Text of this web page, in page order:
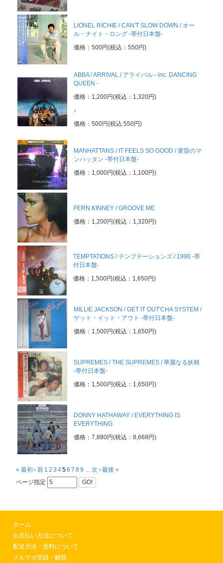
LIONEL RICHIE / CAN'T SLOW DOWN / オー
ル・ナイト・ロング -帯付日本盤-
価格：500円(税込：550円)
ABBA / ARRIVAL / アライバル - inc. DANCING
QUEEN -
価格：1,200円(税込：1,320円)
↓
価格：500円(税込:550円)
MANHATTANS / IT FEELS SO GOOD / 黄昏のマ
ンハッタン -帯付日本盤-
価格：1,000円(税込：1,100円)
FERN KINNEY / GROOVE ME
価格：1,200円(税込：1,320円)
TEMPTATIONS / テンプテーションズ / 1990 -帯
付日本盤-
価格：1,500円(税込：1,650円)
MILLIE JACKSON / GET IT OUT'CHA SYSTEM /
ゲット・イット・アウト -帯付日本盤-
価格：1,500円(税込：1,650円)
SUPREMES / THE SUPREMES / 華麗なる妖精
-帯付日本盤-
価格：1,500円(税込：1,650円)
DONNY HATHAWAY / EVERYTHING IS
EVERYTHING
価格：7,880円(税込：8,668円)
« 最初 ‹ 前 1 2 3 456 7 89 … 次 ›最後 »
ページ指定
GO!
ホーム
お支払い方法について
配送方法・送料について
メルマガ登録・解除